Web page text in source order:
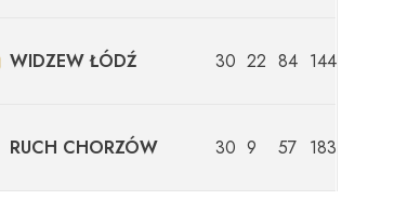
WIDZEW ŁÓDŹ 30 22 84 144
RUCH CHORZÓW 30 9 57 183